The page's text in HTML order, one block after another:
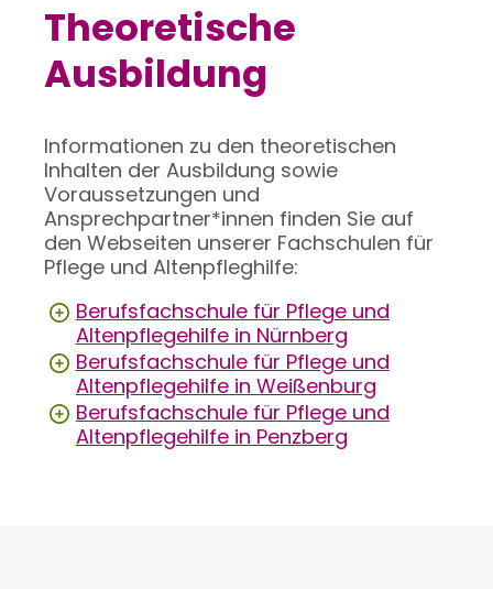
Theoretische
Ausbildung
Informationen zu den theoretischen
Inhalten der Ausbildung sowie
Voraussetzungen und
Ansprechpartner*innen finden Sie auf
den Webseiten unserer Fachschulen für
Pflege und Altenpfleghilfe:
Berufsfachschule für Pflege und
Altenpflegehilfe in Nürnberg
Berufsfachschule für Pflege und
Altenpflegehilfe in Weißenburg
Berufsfachschule für Pflege und
Altenpflegehilfe in Penzberg